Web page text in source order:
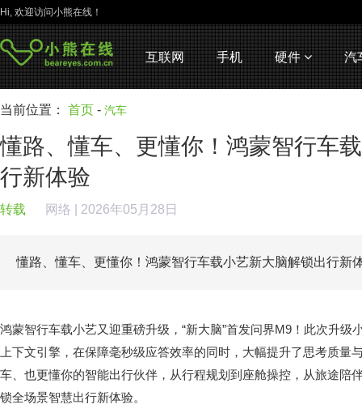
Hi, 欢迎访问小熊在线！
互联网 手机 硬件 汽
当前位置： 首页 - 汽车
懂路、懂车、更懂你！鸿蒙智行车
行新体验
转载 网络 | 2026年05月28日
懂路、懂车、更懂你！鸿蒙智行车载小艺新大脑解锁出行新
鸿蒙智行车载小艺又迎重磅升级，“新大脑”首发问界M9！此次升级
上下文引擎，在保障毫秒级应答效率的同时，大幅提升了思考质量
车、也更懂你的智能出行伙伴，从行程规划到座舱操控，从旅途陪
锁全场景智慧出行新体验。